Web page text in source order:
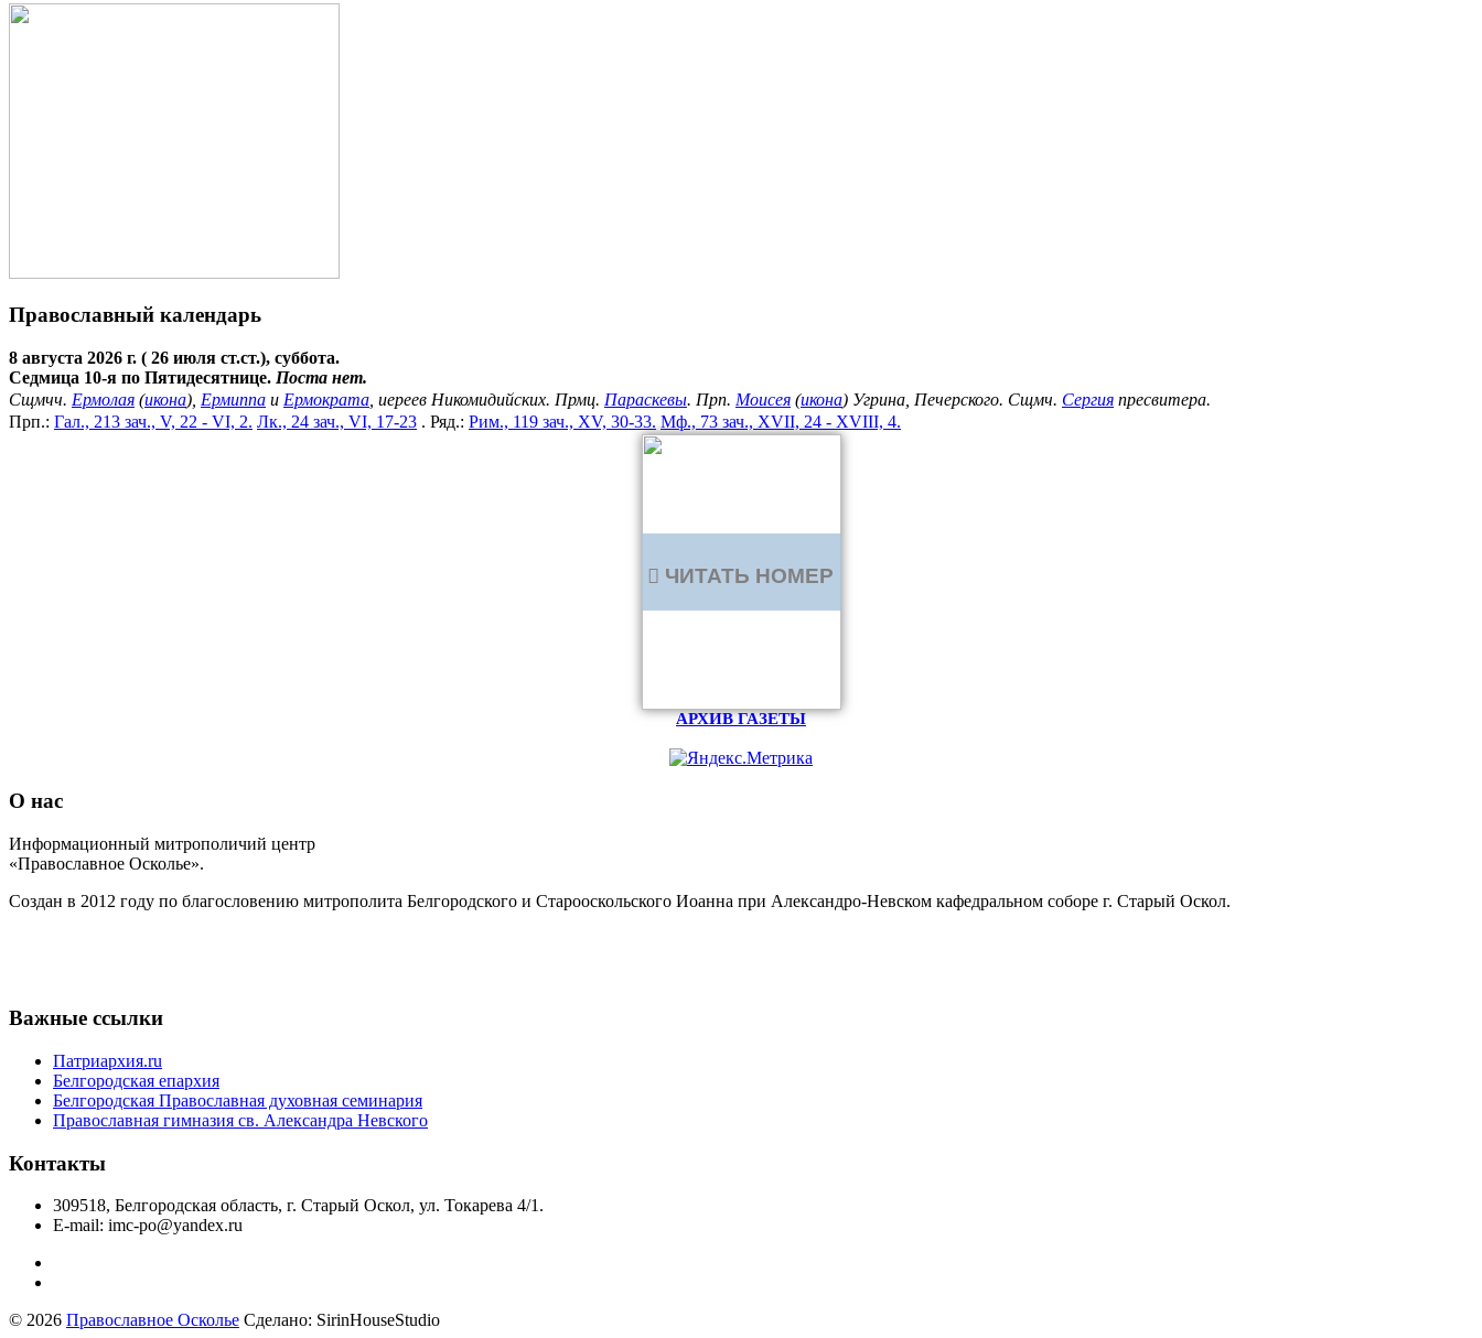
Православный календарь
8 августа 2026 г. ( 26 июля ст.ст.), суббота.
Седмица 10-я по Пятидесятнице. Поста нет.
Сщмчч. Ермолая (икона), Ермиппа и Ермократа , иереев Никомидийских. Прмц. Параскевы. Прп. Моисея (икона) Угрина, Печерского. Сщмч. Сергия пресвитера.
Прп.: Гал., 213 зач., V, 22 - VI, 2. Лк., 24 зач., VI, 17-23 . Ряд.: Рим., 119 зач., XV, 30-33. Мф., 73 зач., XVII, 24 - XVIII, 4.
ЧИТАТЬ НОМЕР
АРХИВ ГАЗЕТЫ
О нас
Информационный митрополичий центр
«Православное Осколье».
Создан в 2012 году по благословению митрополита Белгородского и Старооскольского Иоанна при Александро-Невском кафедральном соборе г. Старый Оскол.
Важные ссылки
Патриархия.ru
Белгородская епархия
Белгородская Православная духовная семинария
Православная гимназия св. Александра Невского
Контакты
309518, Белгородская область, г. Старый Оскол, ул. Токарева 4/1.
E-mail: imc-po@yandex.ru
© 2026 Православное Осколье Сделано: SirinHouseStudio